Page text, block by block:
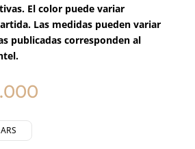
El color puede variar
Las medidas pueden variar
publicadas corresponden al